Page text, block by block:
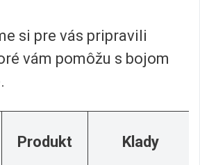
si pre vás pripravili
vám pomôžu s bojom
Produkt Klady